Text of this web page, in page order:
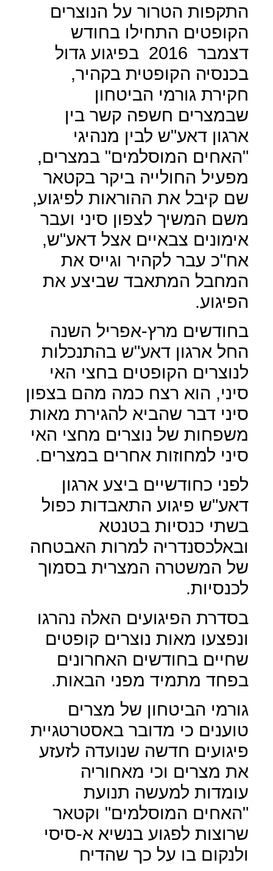
התקפות הטרור על הנוצרים
הקופטים התחילו בחודש
דצמבר 2016 בפיגוע גדול
בכנסיה הקופטית בקהיר,
חקירת גורמי הביטחון
שבמצרים חשפה קשר בין
ארגון דאע"ש לבין מנהיגי
"האחים המוסלמים" במצרים,
מפעיל החולייה ביקר בקטאר
שם קיבל את ההוראות לפיגוע,
משם המשיך לצפון סיני ועבר
אימונים צבאיים אצל דאע"ש,
אח"כ עבר לקהיר וגייס את
המחבל המתאבד שביצע את
הפיגוע.
בחודשים מרץ-אפריל השנה
החל ארגון דאע"ש בהתנכלות
לנוצרים הקופטים בחצי האי
סיני, הוא רצח כמה מהם בצפון
סיני דבר שהביא להגירת מאות
משפחות של נוצרים מחצי האי
סיני למחוזות אחרים במצרים.
לפני כחודשיים ביצע ארגון
דאע"ש פיגוע התאבדות כפול
בשתי כנסיות בטנטא
ובאלכסנדריה למרות האבטחה
של המשטרה המצרית בסמוך
לכנסיות.
בסדרת הפיגועים האלה נהרגו
ונפצעו מאות נוצרים קופטים
שחיים בחודשים האחרונים
בפחד מתמיד מפני הבאות.
גורמי הביטחון של מצרים
טוענים כי מדובר באסטרטגיית
פיגועים חדשה שנועדה לזעזע
את מצרים וכי מאחוריה
עומדות למעשה תנועת
"האחים המוסלמים" וקטאר
שרוצות לפגוע בנשיא א-סיסי
ולנקום בו על כך שהדיח